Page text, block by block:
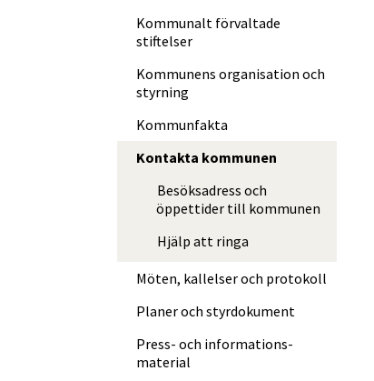
Kommunalt förvaltade
stiftelser
Kommunens organisation och
styrning
Kommunfakta
Kontakta kommunen
Besöksadress och
öppettider till kommunen
Hjälp att ringa
Möten, kallelser och protokoll
Planer och styrdokument
Press- och informations­
material